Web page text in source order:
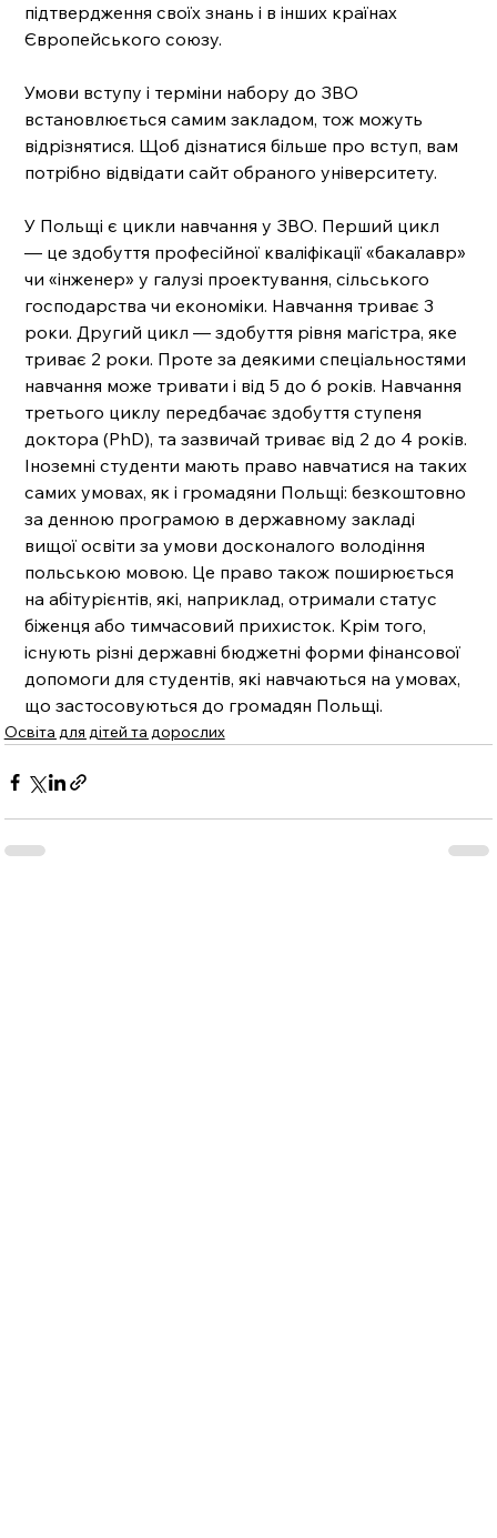
підтвердження своїх знань і в інших країнах
Європейського союзу.
Умови вступу і терміни набору до ЗВО
встановлюється самим закладом, тож можуть
відрізнятися. Щоб дізнатися більше про вступ, вам
потрібно відвідати сайт обраного університету.
У Польщі є цикли навчання у ЗВО. Перший цикл
— це здобуття професійної кваліфікації «бакалавр»
чи «інженер» у галузі проектування, сільського
господарства чи економіки. Навчання триває 3
роки. Другий цикл — здобуття рівня магістра, яке
триває 2 роки. Проте за деякими спеціальностями
навчання може тривати і від 5 до 6 років. Навчання
третього циклу передбачає здобуття ступеня
доктора (PhD), та зазвичай триває від 2 до 4 років.
Іноземні студенти мають право навчатися на таких
самих умовах, як і громадяни Польщі: безкоштовно
за денною програмою в державному закладі
вищої освіти за умови досконалого володіння
польською мовою. Це право також поширюється
на абітурієнтів, які, наприклад, отримали статус
біженця або тимчасовий прихисток. Крім того,
існують різні державні бюджетні форми фінансової
допомоги для студентів, які навчаються на умовах,
що застосовуються до громадян Польщі.
Освіта для дітей та дорослих